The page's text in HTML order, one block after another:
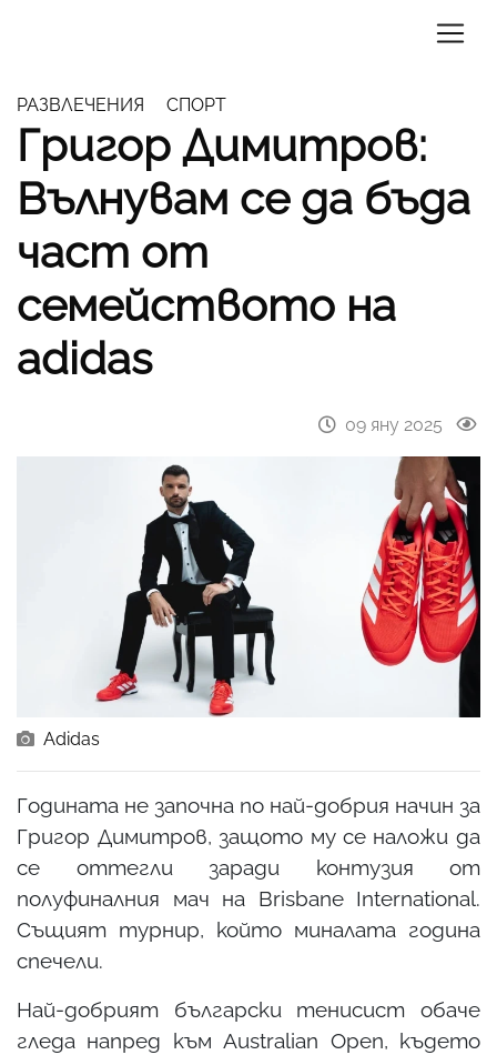
РАЗВЛЕЧЕНИЯ СПОРТ
Григор Димитров:
Вълнувам се да бъда
част от
семейството на
adidas
09 яну 2025
Adidas
Годината не започна по най-добрия начин за
Григор Димитров, защото му се наложи да
се оттегли заради контузия от
полуфиналния мач на Brisbane International.
Същият турнир, който миналата година
спечели.
Най-добрият български тенисист обаче
гледа напред към Australian Open, където